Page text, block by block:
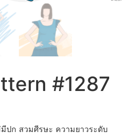
#1287
ปก สวมศีรษะ ความยาวระดับ